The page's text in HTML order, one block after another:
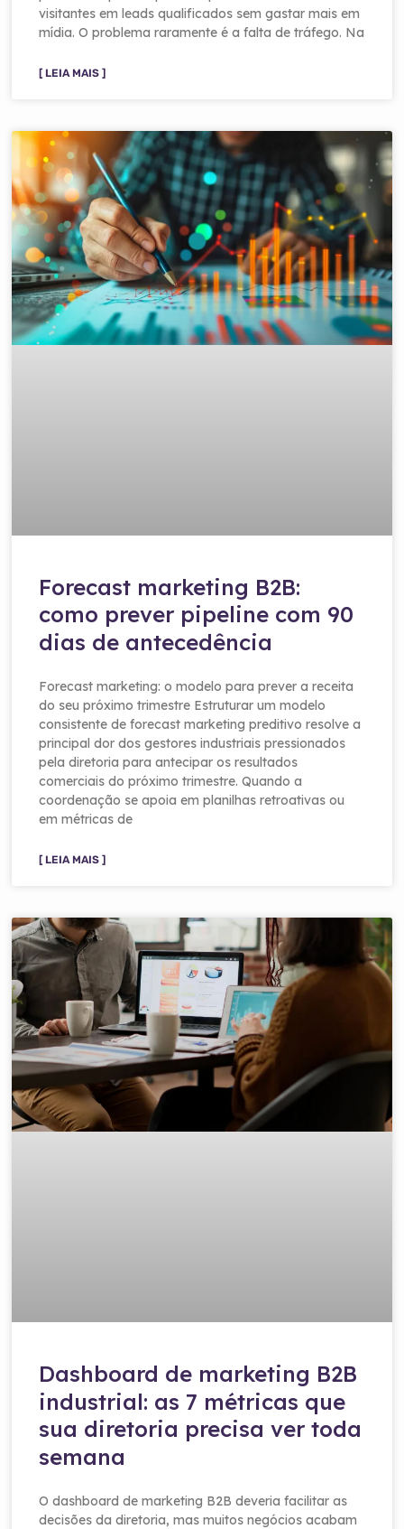
visitantes em leads qualificados sem gastar mais em
mídia. O problema raramente é a falta de tráfego. Na
[ LEIA MAIS ]
Forecast marketing B2B:
como prever pipeline com 90
dias de antecedência
Forecast marketing: o modelo para prever a receita
do seu próximo trimestre Estruturar um modelo
consistente de forecast marketing preditivo resolve a
principal dor dos gestores industriais pressionados
pela diretoria para antecipar os resultados
comerciais do próximo trimestre. Quando a
coordenação se apoia em planilhas retroativas ou
em métricas de
[ LEIA MAIS ]
Dashboard de marketing B2B
industrial: as 7 métricas que
sua diretoria precisa ver toda
semana
O dashboard de marketing B2B deveria facilitar as
decisões da diretoria, mas muitos negócios acabam